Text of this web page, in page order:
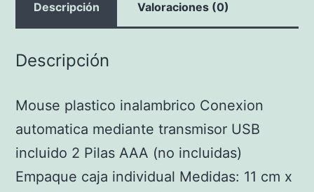
Descripción Valoraciones (0)
Descripción
Mouse plastico inalambrico Conexion
automatica mediante transmisor USB
incluido 2 Pilas AAA (no incluidas)
Empaque caja individual Medidas: 11 cm x